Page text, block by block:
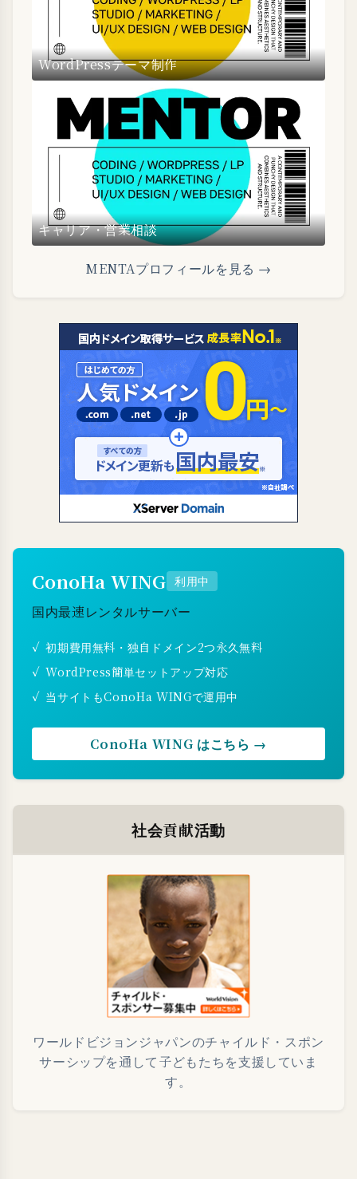
WordPressテーマ制作
キャリア・営業相談
MENTAプロフィールを見る →
ConoHa WING 利用中
国内最速レンタルサーバー
初期費用無料・独自ドメイン2つ永久無料
WordPress簡単セットアップ対応
当サイトもConoHa WINGで運用中
ConoHa WING はこちら →
社会貢献活動
ワールドビジョンジャパンのチャイルド・スポン
サーシップを通して子どもたちを支援していま
す。